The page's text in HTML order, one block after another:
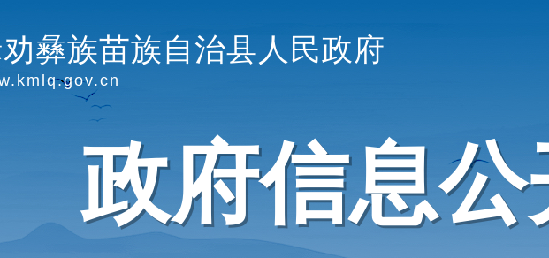
彝族苗族自治县人民政府
政府信息公